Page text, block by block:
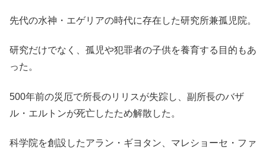
先代の水神・エゲリアの時代に存在した研究所兼孤児院。
研究だけでなく、孤児や犯罪者の子供を養育する目的もあ
った。
500年前の災厄で所長のリリスが失踪し、副所長のバザ
ル・エルトンが死亡したため解散した。
科学院を創設したアラン・ギヨタン、マレショーセ・ファ